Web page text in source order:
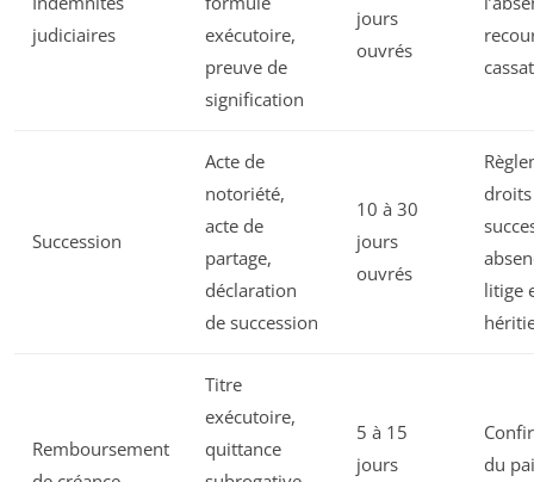
judiciaires
exécutoire,
preuve de
signification
jours
ouvrés
Succession
Acte de
notoriété,
acte de
partage,
déclaration
de succession
10 à 30
jours
ouvrés
litige
Remboursement
Titre
exécutoire,
quittance
5 à 15
jours
du